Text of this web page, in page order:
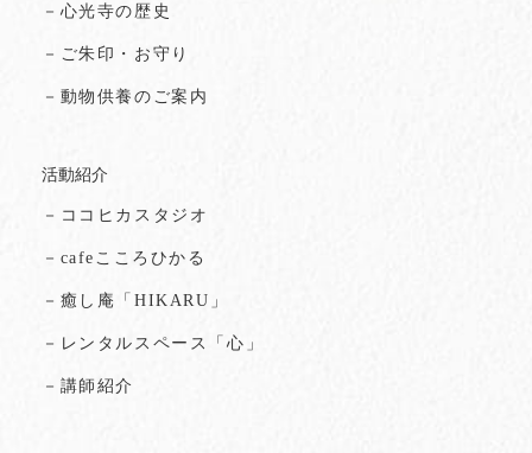
－心光寺の歴史
－ご朱印・お守り
－動物供養のご案内
活動紹介
－ココヒカスタジオ
－cafeこころひかる
－癒し庵「HIKARU」
－レンタルスペース「心」
－講師紹介